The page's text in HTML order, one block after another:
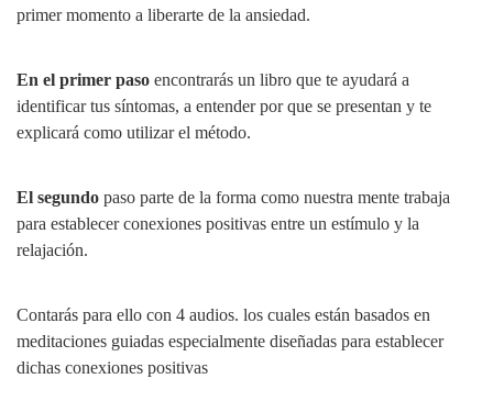
primer momento a liberarte de la ansiedad.
En el primer paso encontrarás un libro que te ayudará a
identificar tus síntomas, a entender por que se presentan y te
explicará como utilizar el método.
El segundo paso parte de la forma como nuestra mente trabaja
para establecer conexiones positivas entre un estímulo y la
relajación.
Contarás para ello con 4 audios. los cuales están basados en
meditaciones guiadas especialmente diseñadas para establecer
dichas conexiones positivas